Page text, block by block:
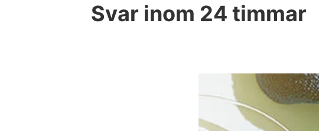
Svar inom 24 timmar